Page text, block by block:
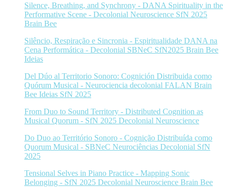
Silence, Breathing, and Synchrony - DANA Spirituality in the
Performative Scene - Decolonial Neuroscience SfN 2025
Brain Bee
Silêncio, Respiração e Sincronia - Espiritualidade DANA na
Cena Performática - Decolonial SBNeC SfN2025 Brain Bee
Ideias
Del Dúo al Territorio Sonoro: Cognición Distribuida como
Quórum Musical - Neurociencia decolonial FALAN Brain
Bee Ideias SfN 2025
From Duo to Sound Territory - Distributed Cognition as
Musical Quorum - SfN 2025 Decolonial Neuroscience
Do Duo ao Território Sonoro - Cognição Distribuída como
Quorum Musical - SBNeC Neurociências Decolonial SfN
2025
Tensional Selves in Piano Practice - Mapping Sonic
Belonging - SfN 2025 Decolonial Neuroscience Brain Bee